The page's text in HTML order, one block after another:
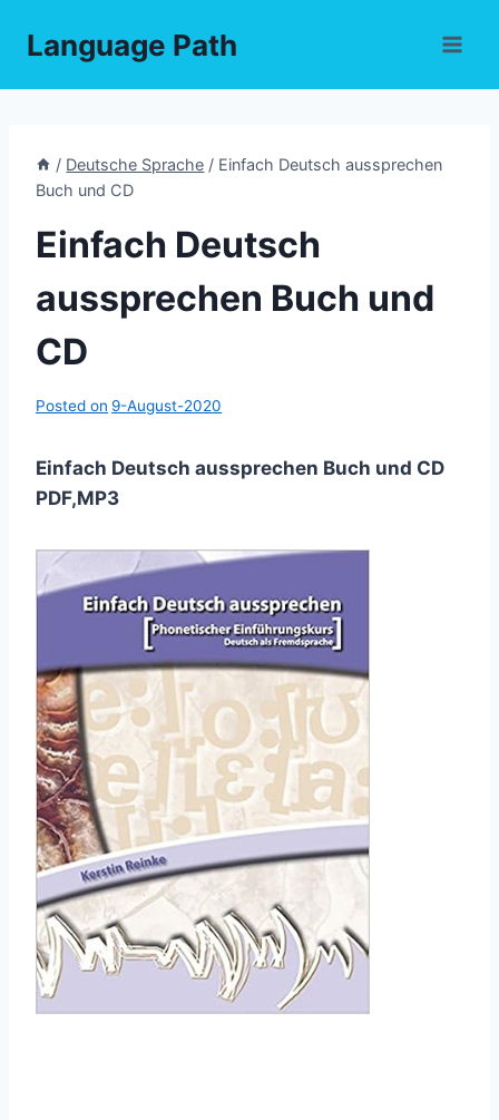
Language Path
/ Deutsche Sprache / Einfach Deutsch aussprechen
Buch und CD
Einfach Deutsch
aussprechen Buch und
CD
Posted on 9-August-2020
Einfach Deutsch aussprechen Buch und CD
PDF,MP3